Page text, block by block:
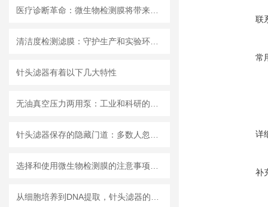
针头滤器有着以下几大特性
联
常
详
补